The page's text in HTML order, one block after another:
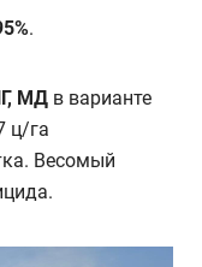
.
МД в варианте
ц/га
Весомый